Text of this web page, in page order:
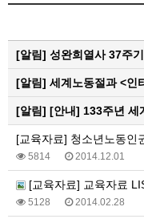
[알림] 성완희열사 37주기
[알림] 세계노동절과 <인
[알림] [안내] 133주년 세
[교육자료] 청소년노동인
5814 2014.12.01
[교육자료] 교육자료
5128 2014.02.28